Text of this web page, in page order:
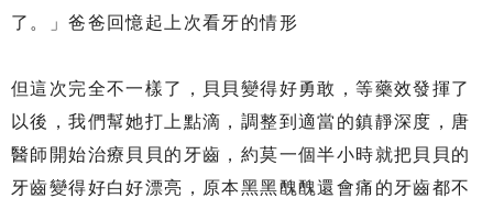
了。」爸爸回憶起上次看牙的情形
但這次完全不一樣了，貝貝變得好勇敢，等藥效發揮了
以後，我們幫她打上點滴，調整到適當的鎮靜深度，唐
醫師開始治療貝貝的牙齒，約莫一個半小時就把貝貝的
牙齒變得好白好漂亮，原本黑黑醜醜還會痛的牙齒都不